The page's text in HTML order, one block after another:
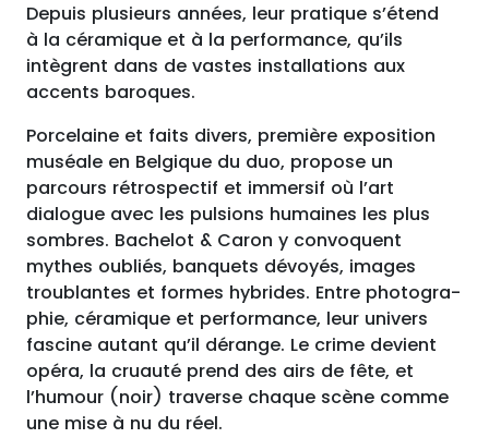
Depuis plusieurs années, leur pratique s’étend
à la céramique et à la performance, qu’ils
intègrent dans de vastes instal­la­tions aux
accents baroques.
Porcelaine et faits divers, première exposition
muséale en Belgique du duo, propose un
parcours rétro­spec­tif et immersif où l’art
dialogue avec les pulsions humaines les plus
sombres. Bachelot & Caron y convoquent
mythes oubliés, banquets dévoyés, images
troublantes et formes hybrides. Entre pho­togra­
phie, céramique et performance, leur univers
fascine autant qu’il dérange. Le crime devient
opéra, la cruauté prend des airs de fête, et
l’humour (noir) traverse chaque scène comme
une mise à nu du réel.